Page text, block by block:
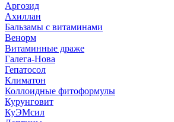
Аргозид
Ахиллан
Бальзамы с витаминами
Венорм
Витаминные драже
Галега-Нова
Гепатосол
Климатон
Коллоидные фитоформулы
Курунговит
КуЭМсил